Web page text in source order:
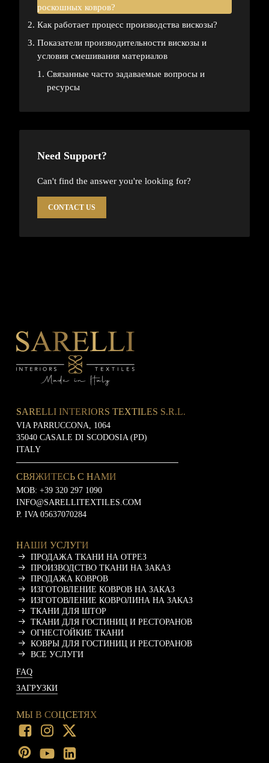
роскошных ковров?
Как работает процесс производства вискозы?
Показатели производительности вискозы и
условия смешивания материалов
Связанные часто задаваемые вопросы и
ресурсы
Need Support?
Can't find the answer you're looking for?
CONTACT US
SARELLI INTERIORS TEXTILES S.R.L.
VIA PARRUCCONA, 1064
35040 CASALE DI SCODOSIA (PD)
ITALY
СВЯЖИТЕСЬ С НАМИ
MOB: +39 320 297 1090
INFO@SARELLITEXTILES.COM
P. IVA 05637070284
НАШИ УСЛУГИ
ПРОДАЖА ТКАНИ НА ОТРЕЗ
ПРОИЗВОДСТВО ТКАНИ НА ЗАКАЗ
ПРОДАЖА КОВРОВ
ИЗГОТОВЛЕНИЕ КОВРОВ НА ЗАКАЗ
ИЗГОТОВЛЕНИЕ КОВРОЛИНА НА ЗАКАЗ
ТКАНИ ДЛЯ ШТОР
ТКАНИ ДЛЯ ГОСТИНИЦ И РЕСТОРАНОВ
ОГНЕСТОЙКИЕ ТКАНИ
КОВРЫ ДЛЯ ГОСТИНИЦ И РЕСТОРАНОВ
ВСЕ УСЛУГИ
FAQ
ЗАГРУЗКИ
МЫ В СОЦСЕТЯХ